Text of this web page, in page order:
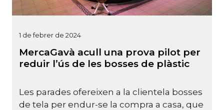
1 de febrer de 2024
MercaGavà acull una prova pilot per
reduir l’ús de les bosses de plàstic
Les parades ofereixen a la clientela bosses
de tela per endur-se la compra a casa, que